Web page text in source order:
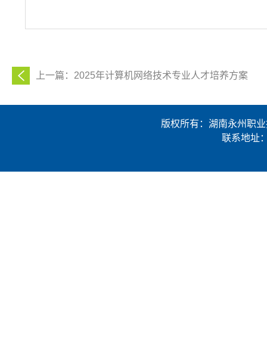
上一篇：2025年计算机网络技术专业人才培养方案
版权所有：湖南永州职
联系地址